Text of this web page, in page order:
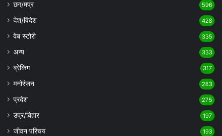
छग/मप्र 596
देश/विदेश 428
वेब स्टोरी 335
अन्य 333
ब्रेकिंग 317
मनोरंजन 283
प्रदेश 275
उप्र/बिहार 197
जीवन परिचय 193